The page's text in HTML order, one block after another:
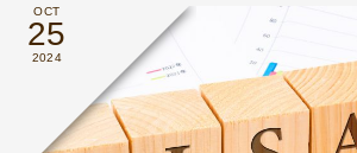
OCT
25
2024